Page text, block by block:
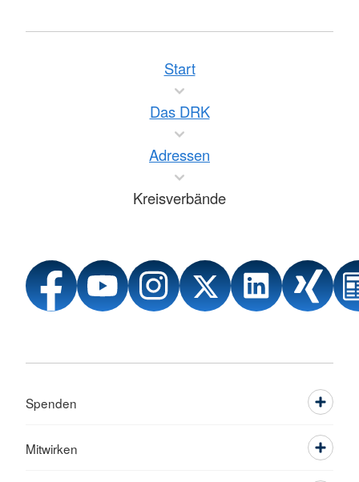
Start
Das DRK
Adressen
Kreisverbände
Spenden
Mitwirken